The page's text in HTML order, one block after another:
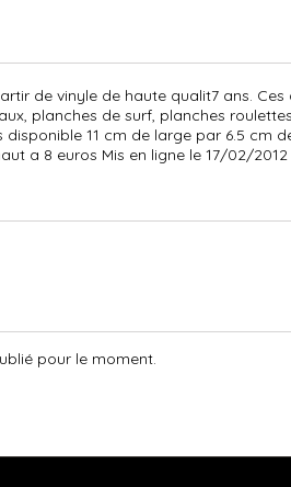
de vinyle de haute qualit7 ans.
planches de surf, planches
disponible 11 cm de large par 6.5 cm
a 8 euros Mis en ligne le 17/02/2012
pour le moment.